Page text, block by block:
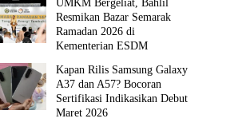
UMKM Bergeliat, Bahlil
Resmikan Bazar Semarak
Ramadan 2026 di
Kementerian ESDM
Kapan Rilis Samsung Galaxy
A37 dan A57? Bocoran
Sertifikasi Indikasikan Debut
Maret 2026